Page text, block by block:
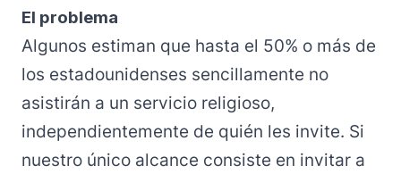
El problema
Algunos estiman que hasta el 50% o más de
los estadounidenses sencillamente no
asistirán a un servicio religioso,
independientemente de quién les invite. Si
nuestro único alcance consiste en invitar a